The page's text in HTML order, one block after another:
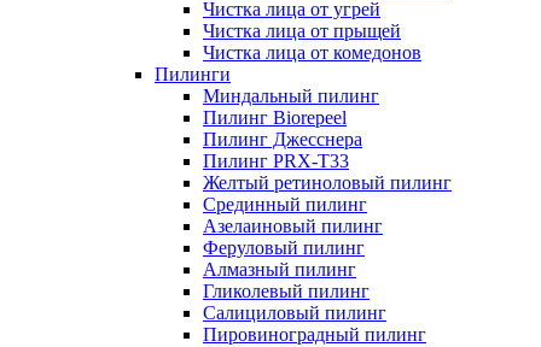
Чистка лица от угрей
Чистка лица от прыщей
Чистка лица от комедонов
Пилинги
Миндальный пилинг
Пилинг Biorepeel
Пилинг Джесснера
Пилинг PRX-T33
Желтый ретиноловый пилинг
Срединный пилинг
Азелаиновый пилинг
Феруловый пилинг
Алмазный пилинг
Гликолевый пилинг
Салициловый пилинг
Пировиноградный пилинг